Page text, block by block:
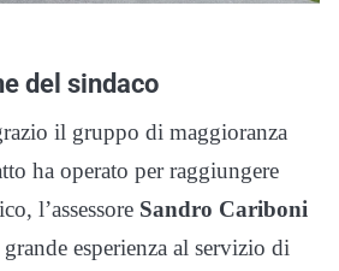
del sindaco
il gruppo di maggioranza
ha operato per raggiungere
l’assessore Sandro Cariboni
esperienza al servizio di